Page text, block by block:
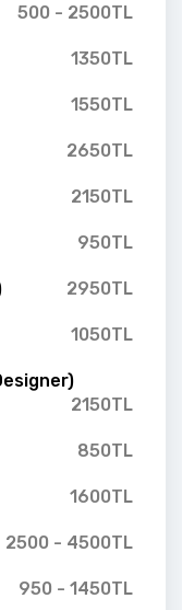
500 - 2500TL
1350TL
1550TL
2650TL
2150TL
950TL
2950TL
1050TL
2150TL
850TL
1600TL
2500 - 4500TL
950 - 1450TL